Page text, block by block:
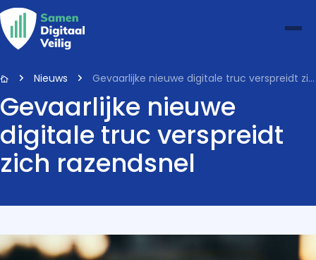
Nieuws Gevaarlijke nieuwe digitale truc verspreidt zich razendsnel
Gevaarlijke nieuwe
digitale truc verspreidt
zich razendsnel